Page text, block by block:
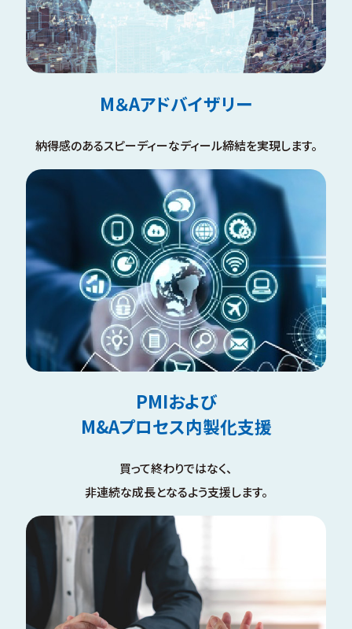
M＆Aアドバイザリー
納得感のあるスピーディーなディール締結を実現します。
PMIおよび
M&Aプロセス内製化支援
買って終わりではなく、
非連続な成長となるよう支援します。